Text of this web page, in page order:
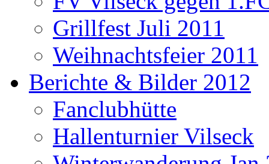
Grillfest Juli 2011
Weihnachtsfeier 2011
Berichte & Bilder 2012
Fanclubhütte
Hallenturnier Vilseck